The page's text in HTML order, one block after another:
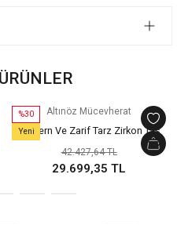
%30
Yeni
Altınöz Mücevherat
Modern Ve Zarif Tarz Zirkon Taş
Detaylı Yeşil Altın Kelepçe Bilezik
42.427,64 TL
29.699,35 TL